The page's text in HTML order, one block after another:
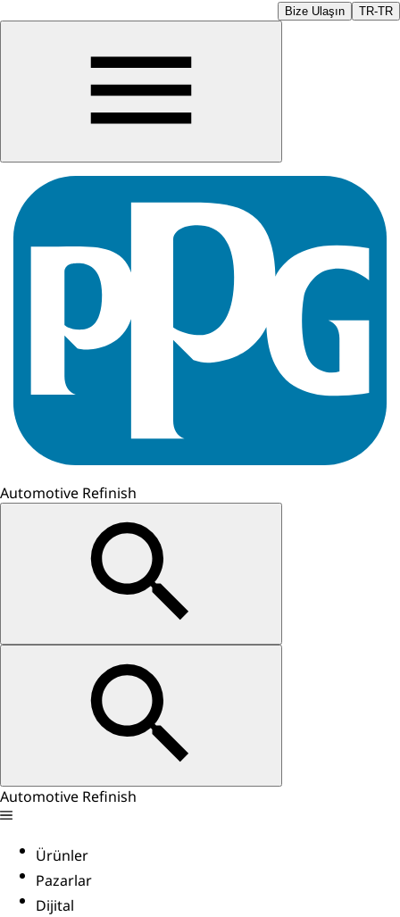
Bize Ulaşın TR-TR
Automotive Refinish
Automotive Refinish
Ürünler
Pazarlar
Dijital